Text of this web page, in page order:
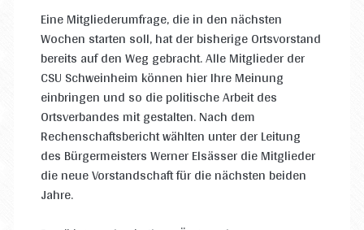
Eine Mitgliederumfrage, die in den nächsten
Wochen starten soll, hat der bisherige Ortsvorstand
bereits auf den Weg gebracht. Alle Mitglieder der
CSU Schweinheim können hier Ihre Meinung
einbringen und so die politische Arbeit des
Ortsverbandes mit gestalten. Nach dem
Rechenschaftsbericht wählten unter der Leitung
des Bürgermeisters Werner Elsässer die Mitglieder
die neue Vorstandschaft für die nächsten beiden
Jahre.